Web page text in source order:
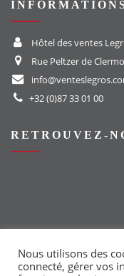
Hôtel des ventes
Rue Peltzer de
+32 (0)87 33 01 00
RETROUVEZ-
Nous utilisons des
connecté, gérer vos